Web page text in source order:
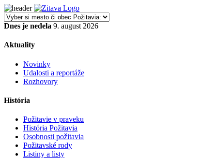
Dnes je nedela 9. august 2026
Aktuality
Novinky
Udalosti a reportáže
Rozhovory
História
Požitavie v praveku
História Požitavia
Osobnosti požitavia
Požitavské rody
Listiny a listy